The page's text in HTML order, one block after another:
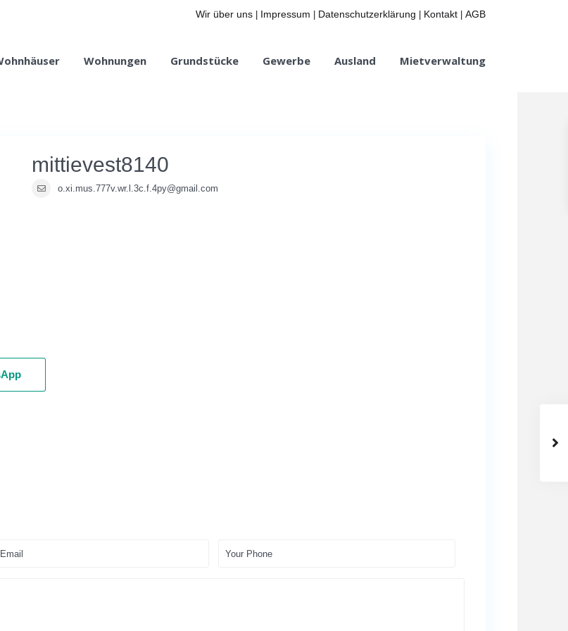
Wir über uns Impressum Datenschutzerklärung Kontakt AGB
Wohnungen Grundstücke Gewerbe Ausland Mietverwaltung
mittievest8140
o.xi.mus.777v.wr.l.3c.f.4py@gmail.com